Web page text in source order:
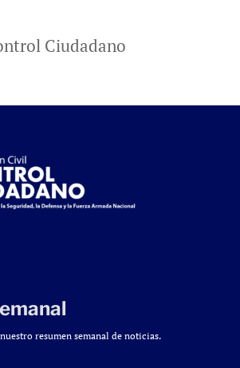
Ciudadano
resumen semanal de noticias.